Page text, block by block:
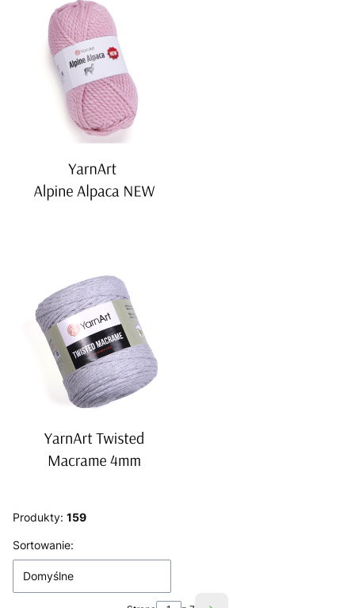
Produkty: 159
Lista produktów
Sortowanie:
Domyślne